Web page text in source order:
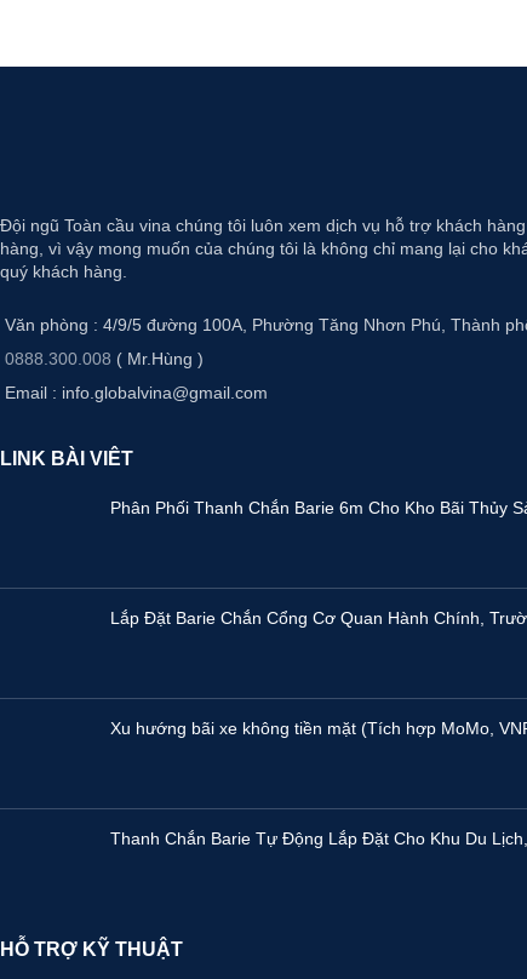
Đội ngũ Toàn cầu vina chúng tôi luôn xem dịch vụ hỗ trợ khách
hàng, vì vậy mong muốn của chúng tôi là không chỉ mang lại cho
quý khách hàng.
Văn phòng : 4/9/5 đường 100A, Phường Tăng Nhơn Phú, Thành
0888.300.008 ( Mr.Hùng )
Email : info.globalvina@gmail.com
LINK BÀI VIÊT
Phân Phối Thanh Chắn Barie 6m Cho Kho Bãi Thủy
Lắp Đặt Barie Chắn Cổng Cơ Quan Hành Chính,
Xu hướng bãi xe không tiền mặt (Tích hợp MoMo,
Thanh Chắn Barie Tự Động Lắp Đặt Cho Khu Du
HỖ TRỢ KỸ THUẬT